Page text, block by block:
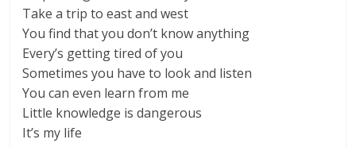
Take a trip to east and west
You find that you don’t know anything
Every’s getting tired of you
Sometimes you have to look and listen
You can even learn from me
Little knowledge is dangerous
It’s my life